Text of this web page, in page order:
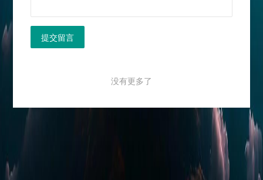
提交留言
没有更多了